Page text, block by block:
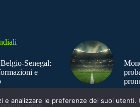
Senegal:
e
analizzare le preferenze dei suoi